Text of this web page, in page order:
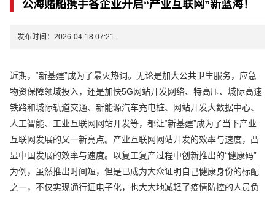
公海赌船携手各企业开启“产业互联网”新蓝海！
发布时间：2026-04-18 07:21
近期，“新基建”成为了最火热词。无论是加大公共卫生服务，应急
物资保障领域投入，还是加快5G网站开发网络、特高压、城际高速
铁路和城际轨道交通、新能源汽车充电桩、网站开发大数据中心、
人工智能、工业互联网网站开发等，都让“新基建”成为了当下产业
互联网发展的又一新亮点。产业互联网网站开发的效率与速度，凸
显中国发展的效率与速度。以复工复产过程中创新推出的“健康码”
为例，虽然推出时间短，但是已成为大众证明自己健康身份的标配
之一，不仅实现通行证电子化，也大大地减轻了疫情防控的人员负